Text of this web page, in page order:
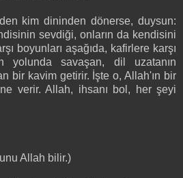
kim dininden dönerse, duysun:
sevdiği, onların da kendisini
boyunları aşağıda, kafirlere karşı
yolunda savaşan, dil uzatanın
bir kavim getirir. İşte o, Allah'ın bir
verir. Allah, ihsanı bol, her şeyi
Allah bilir.)